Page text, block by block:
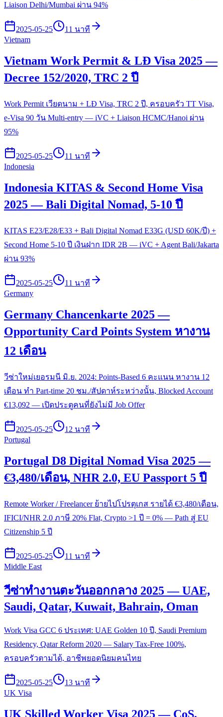
Liaison Delhi/Mumbai ผ่าน 94%
2025-05-25
11 นาที
Vietnam
Vietnam Work Permit & LĐ Visa 2025 —
Decree 152/2020, TRC 2 ปี
Work Permit เวียดนาม + LĐ Visa, TRC 2 ปี, ครอบครัว TT Visa,
e-Visa 90 วัน Multi-entry — iVC + Liaison HCMC/Hanoi ผ่าน
95%
2025-05-25
11 นาที
Indonesia
Indonesia KITAS & Second Home Visa
2025 — Bali Digital Nomad, 5-10 ปี
KITAS E23/E28/E33 + Bali Digital Nomad E33G (USD 60K/ปี) +
Second Home 5-10 ปี เงินฝาก IDR 2B — iVC + Agent Bali/Jakarta
ผ่าน 93%
2025-05-25
11 นาที
Germany
Germany Chancenkarte 2025 —
Opportunity Card Points System หางาน
12 เดือน
วีซ่าใหม่เยอรมนี มิ.ย. 2024: Points-Based 6 คะแนน หางาน 12
เดือน ทำ Part-time 20 ชม./สัปดาห์ระหว่างนั้น, Blocked Account
€13,092 — เปิดประตูคนที่ยังไม่มี Job Offer
2025-05-25
12 นาที
Portugal
Portugal D8 Digital Nomad Visa 2025 —
€3,480/เดือน, NHR 2.0, EU Passport 5 ปี
Remote Worker / Freelancer ย้ายไปโปรตุเกส รายได้ €3,480/เดือน,
IFICI/NHR 2.0 ภาษี 20% Flat, Crypto >1 ปี = 0% — Path สู่ EU
Citizenship 5 ปี
2025-05-25
11 นาที
Middle East
วีซ่าทำงานตะวันออกกลาง 2025 — UAE,
Saudi, Qatar, Kuwait, Bahrain, Oman
Work Visa GCC 6 ประเทศ: UAE Golden 10 ปี, Saudi Premium
Residency, Qatar Reform 2020 — Salary Tax-Free 100%,
ครอบครัวตามได้, อาชีพยอดนิยมคนไทย
2025-05-25
13 นาที
UK Visa
UK Skilled Worker Visa 2025 — CoS,